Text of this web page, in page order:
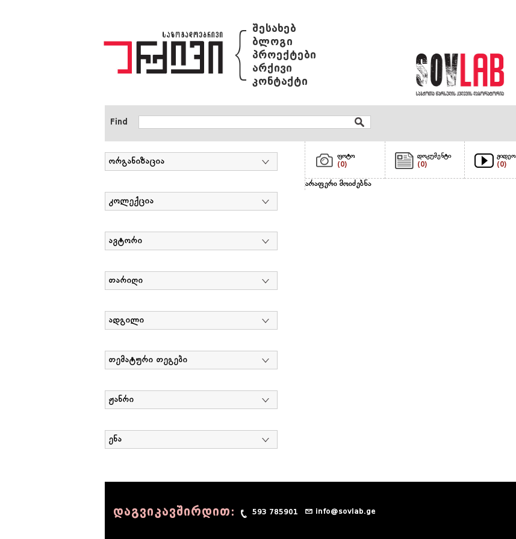
{ შესახებ
ბლოგი
პროექტები
არქივი
კონტაქტი
Find
ორგანიზაცია
კოლექცია
ავტორი
თარიღი
ადგილი
თემატური თეგები
ჟანრი
ენა
ფოტო
(0)
დოკუმენტი
(0)
ვიდეო
(0)
არაფერი მოიძებნა
დაგვიკავშირდით: 593 785901 info@sovlab.ge